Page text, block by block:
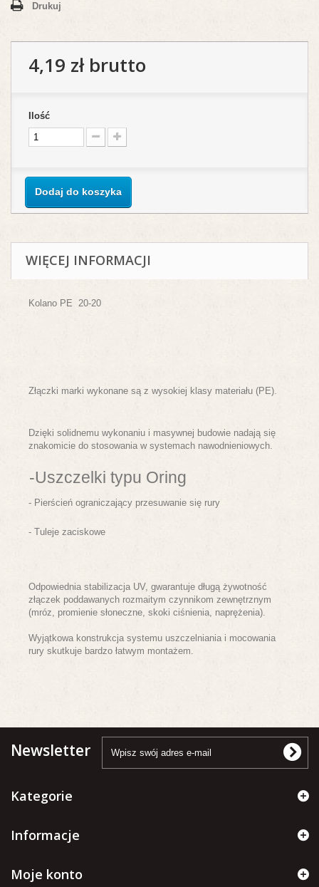
Drukuj
4,19 złbrutto
Ilość
Dodaj do koszyka
WIĘCEJ INFORMACJI
Kolano PE 20-20
Złączki marki wykonane są z wysokiej klasy materiału (PE).
Dzięki solidnemu wykonaniu i masywnej budowie nadają się
znakomicie do stosowania w systemach nawodnieniowych.
-Uszczelki typu Oring
- Pierścień ograniczający przesuwanie się rury
- Tuleje zaciskowe
Odpowiednia stabilizacja UV, gwarantuje długą żywotność
złączek poddawanych rozmaitym czynnikom zewnętrznym
(mróz, promienie słoneczne, skoki ciśnienia, naprężenia).
Wyjątkowa konstrukcja systemu uszczelniania i mocowania
rury skutkuje bardzo łatwym montażem.
Newsletter
Kategorie
Informacje
Moje konto